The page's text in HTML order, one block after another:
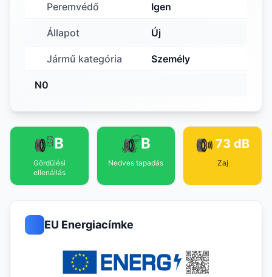
Peremvédő Igen
Állapot Új
Jármű kategória Személy
N0
B
Gördülési
ellenállás
B
Nedves tapadás
73 dB
Zaj
EU Energiacímke